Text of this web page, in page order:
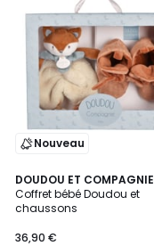
Nouveau
DOUDOU ET COMPAGNIE
Coffret bébé Doudou et
chaussons
36,90 €